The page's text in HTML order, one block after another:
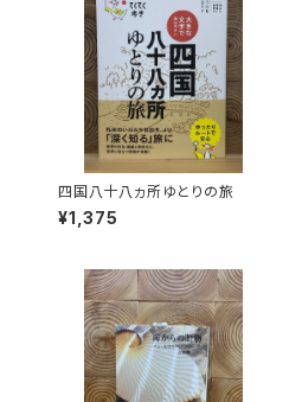
四国八十八ヵ所ゆとりの旅
¥1,375